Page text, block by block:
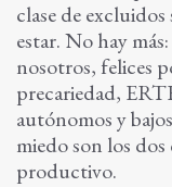
clase de
estar. No hay
nosotros, felices
precariedad,
autónomos y
miedo son los
productivo.